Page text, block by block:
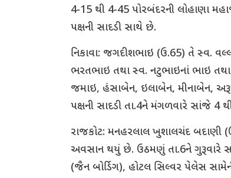
4-15 થી 4-45 પોરબંદરની લોહાણા
પક્ષની સાદડી સાથે છે.
નિકાવા: જગદીશભાઇ (ઉ.65) તે સ્વ.
ભરતભાઇ તથા સ્વ. નટુભાઇનાં ભાઇ
જમાઇ, હંસાબેન, ઇલાબેન, મીનાબેન,
પક્ષની સાદડી તા.4ને મંગળવારે સાંજે 4
રાજકોટ: મનહરલાલ ખુશાલચંદ બદાણી
અવસાન થયું છે. ઉઠમણું તા.6ને ગુરૂવારે
(જૈન બોર્ડિગ), હોટલ સિલ્વર પેલેસ